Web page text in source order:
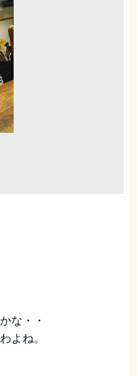
な・・
よね。